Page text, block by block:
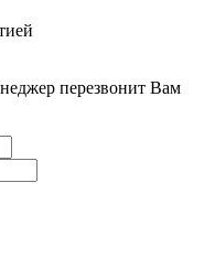
перезвонит Вам